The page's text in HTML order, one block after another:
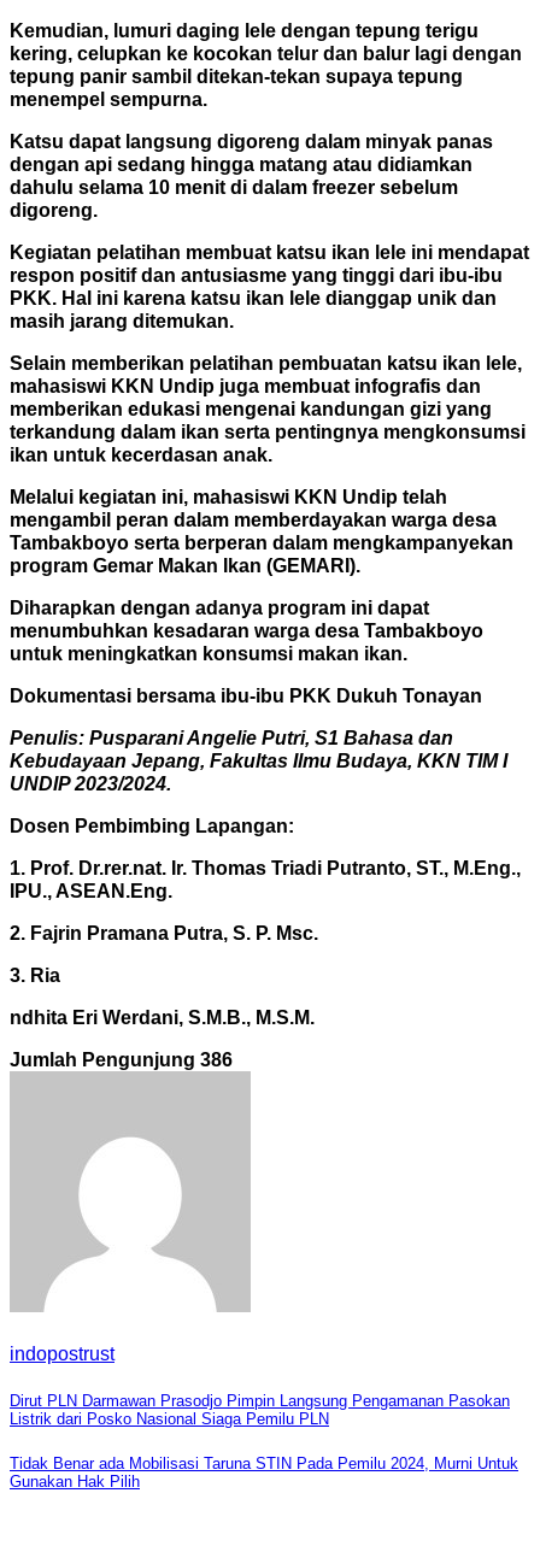
Kemudian, lumuri daging lele dengan tepung terigu
kering, celupkan ke kocokan telur dan balur lagi dengan
tepung panir sambil ditekan-tekan supaya tepung
menempel sempurna.
Katsu dapat langsung digoreng dalam minyak panas
dengan api sedang hingga matang atau didiamkan
dahulu selama 10 menit di dalam freezer sebelum
digoreng.
Kegiatan pelatihan membuat katsu ikan lele ini mendapat
respon positif dan antusiasme yang tinggi dari ibu-ibu
PKK. Hal ini karena katsu ikan lele dianggap unik dan
masih jarang ditemukan.
Selain memberikan pelatihan pembuatan katsu ikan lele,
mahasiswi KKN Undip juga membuat infografis dan
memberikan edukasi mengenai kandungan gizi yang
terkandung dalam ikan serta pentingnya mengkonsumsi
ikan untuk kecerdasan anak.
Melalui kegiatan ini, mahasiswi KKN Undip telah
mengambil peran dalam memberdayakan warga desa
Tambakboyo serta berperan dalam mengkampanyekan
program Gemar Makan Ikan (GEMARI).
Diharapkan dengan adanya program ini dapat
menumbuhkan kesadaran warga desa Tambakboyo
untuk meningkatkan konsumsi makan ikan.
Dokumentasi bersama ibu-ibu PKK Dukuh Tonayan
Penulis: Pusparani Angelie Putri, S1 Bahasa dan
Kebudayaan Jepang, Fakultas Ilmu Budaya, KKN TIM I
UNDIP 2023/2024.
Dosen Pembimbing Lapangan:
1. Prof. Dr.rer.nat. Ir. Thomas Triadi Putranto, ST., M.Eng.,
IPU., ASEAN.Eng.
2. Fajrin Pramana Putra, S. P. Msc.
3. Ria
ndhita Eri Werdani, S.M.B., M.S.M.
Jumlah Pengunjung 386
indopostrust
Navigasi
Dirut PLN Darmawan Prasodjo Pimpin Langsung Pengamanan Pasokan
Listrik dari Posko Nasional Siaga Pemilu PLN
Tidak Benar ada Mobilisasi Taruna STIN Pada Pemilu 2024, Murni Untuk
Gunakan Hak Pilih